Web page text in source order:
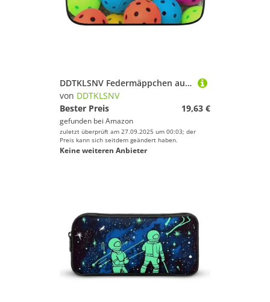
DDTKLSNV Federmäppchen aus Leder, wasserdicht, niedliches Federmäppchen, Reise-Kosmetiktasche, Make-up-Tasche, Organizer, Stifthalter für Männer und Frauen, Ball
von DDTKLSNV
Bester Preis
19,63 €
gefunden bei Amazon
zuletzt überprüft am 27.09.2025 um 00:03; der
Preis kann sich seitdem geändert haben.
Keine weiteren Anbieter